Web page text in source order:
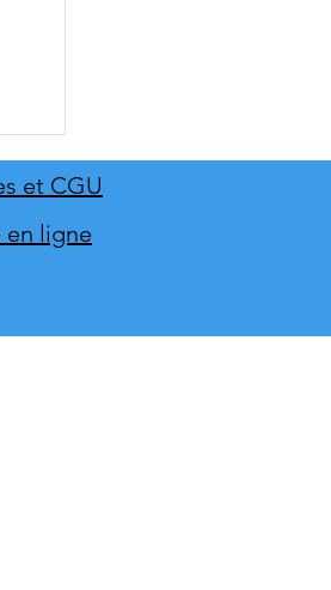
et CGU
en ligne